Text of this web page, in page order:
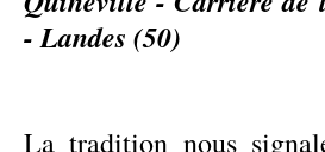
- Landes (50)
La tradition nous